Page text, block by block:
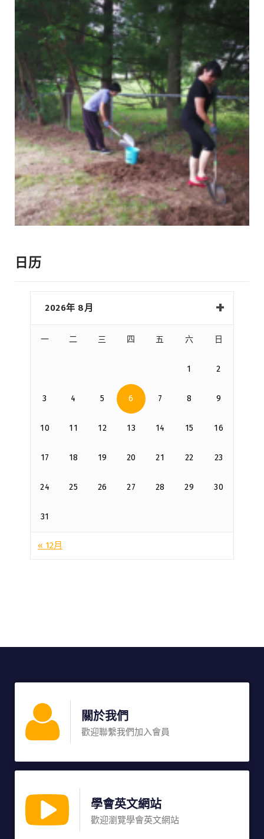
日历
2026年 8月
一 二 三 四 五 六 日
1 2
3 4 5 6 7 8 9
10 11 12 13 14 15 16
17 18 19 20 21 22 23
24 25 26 27 28 29 30
31
« 12月
關於我們
歡迎聯繫我們加入會員
學會英文網站
歡迎瀏覽學會英文網站